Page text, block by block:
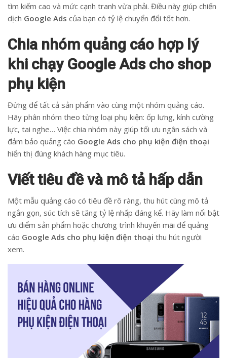
tìm kiếm cao và mức cạnh tranh vừa phải. Điều này giúp chiến
dịch Google Ads của bạn có tỷ lệ chuyển đổi tốt hơn.
Chia nhóm quảng cáo hợp lý
khi chạy Google Ads cho shop
phụ kiện
Đừng để tất cả sản phẩm vào cùng một nhóm quảng cáo.
Hãy phân nhóm theo từng loại phụ kiện: ốp lưng, kính cường
lực, tai nghe… Việc chia nhóm này giúp tối ưu ngân sách và
đảm bảo quảng cáo Google Ads cho phụ kiện điện thoại
hiển thị đúng khách hàng mục tiêu.
Viết tiêu đề và mô tả hấp dẫn
Một mẫu quảng cáo có tiêu đề rõ ràng, thu hút cùng mô tả
ngắn gọn, súc tích sẽ tăng tỷ lệ nhấp đáng kể. Hãy làm nổi bật
ưu điểm sản phẩm hoặc chương trình khuyến mãi để quảng
cáo Google Ads cho phụ kiện điện thoại thu hút người
xem.